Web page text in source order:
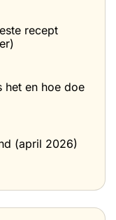
recept
het en hoe doe
(april 2026)